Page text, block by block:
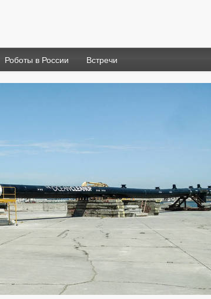
Роботы в России Встречи